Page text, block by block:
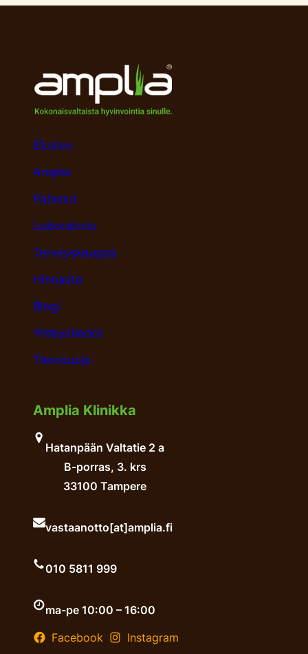
Etusivu
Amplia
Palvelut
Laboratorio
Terveyskauppa
Hinnasto
Blogi
Yhteystiedot
Tietosuoja
Amplia Klinikka
Hatanpään Valtatie 2 a
B-porras, 3. krs
33100 Tampere
vastaanotto[at]amplia.fi
010 5811 999
ma-pe 10:00 – 16:00
Facebook
Instagram